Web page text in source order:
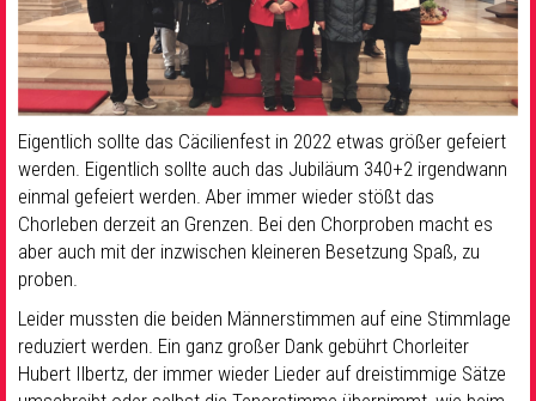
Seelsorge & Kontakt
Eigentlich sollte das Cäcilienfest in 2022 etwas größer gefeiert
werden. Eigentlich sollte auch das Jubiläum 340+2 irgendwann
einmal gefeiert werden. Aber immer wieder stößt das
Chorleben derzeit an Grenzen. Bei den Chorproben macht es
aber auch mit der inzwischen kleineren Besetzung Spaß, zu
proben.
Leider mussten die beiden Männerstimmen auf eine Stimmlage
reduziert werden. Ein ganz großer Dank gebührt Chorleiter
Hubert Ilbertz, der immer wieder Lieder auf dreistimmige Sätze